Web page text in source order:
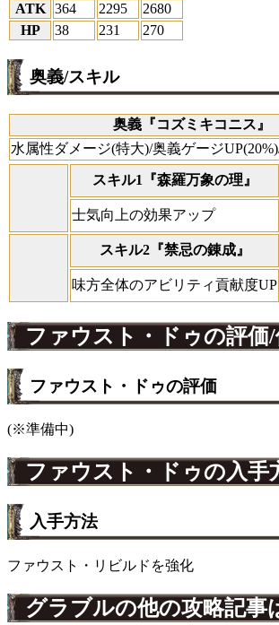
ATK
364 2295
2680
HP
38 231 270
奥義/スキル
奥義『コズミキコニス』
水属性ダメージ(特大)/奥義ゲージ
スキル1『森羅万象の理』
士気向上の効果アップ
スキル2『禁忌の錬成』
味方全体のアビリティ貢献度UP
ファウスト・ドゥの評価
ファウスト・ドゥの評価
(※準備中)
ファウスト・ドゥの入手
入手方法
ファウスト・リビルドを強化
グラブルの他の攻略記事